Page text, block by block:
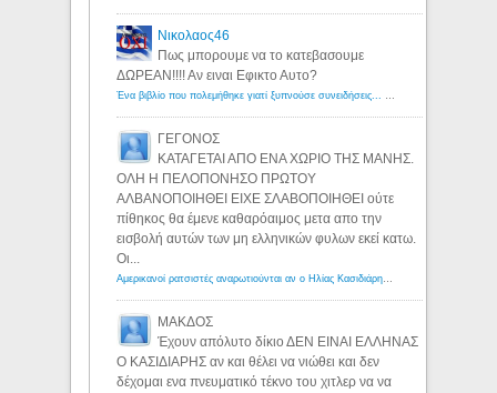
Νικολαος46
Πως μπορουμε να το κατεβασουμε
ΔΩΡΕΑΝ!!!! Αν ειναι Εφικτο Αυτο?
Ένα βιβλίο που πολεμήθηκε γιατί ξυπνούσε συνειδήσεις... - Λόγιος Ερμής | Η γνώση ξεκινάει με την αναζήτηση...
ΓΕΓΟΝΟΣ
ΚΑΤΑΓΕΤΑΙ ΑΠΟ ΕΝΑ ΧΩΡΙΟ ΤΗΣ ΜΑΝΗΣ.
ΟΛΗ Η ΠΕΛΟΠΟΝΗΣΟ ΠΡΩΤΟΥ
ΑΛΒΑΝΟΠΟΙΗΘΕΙ ΕΙΧΕ ΣΛΑΒΟΠΟΙΗΘΕΙ ούτε
πίθηκος θα έμενε καθαρόαιμος μετα απο την
εισβολή αυτών των μη ελληνικών φυλων εκεί κατω.
Οι...
Αμερικανοί ρατσιστές αναρωτιούνται αν ο Ηλίας Κασιδιάρης ανήκει στη λευκή φυλή... - Λόγιος Ερμής
ΜΑΚΔΟΣ
Έχουν απόλυτο δίκιο ΔΕΝ ΕΙΝΑΙ ΕΛΛΗΝΑΣ
Ο ΚΑΣΙΔΙΑΡΗΣ αν και θέλει να νιώθει και δεν
δέχομαι ενα πνευματικό τέκνο του χιτλερ να να